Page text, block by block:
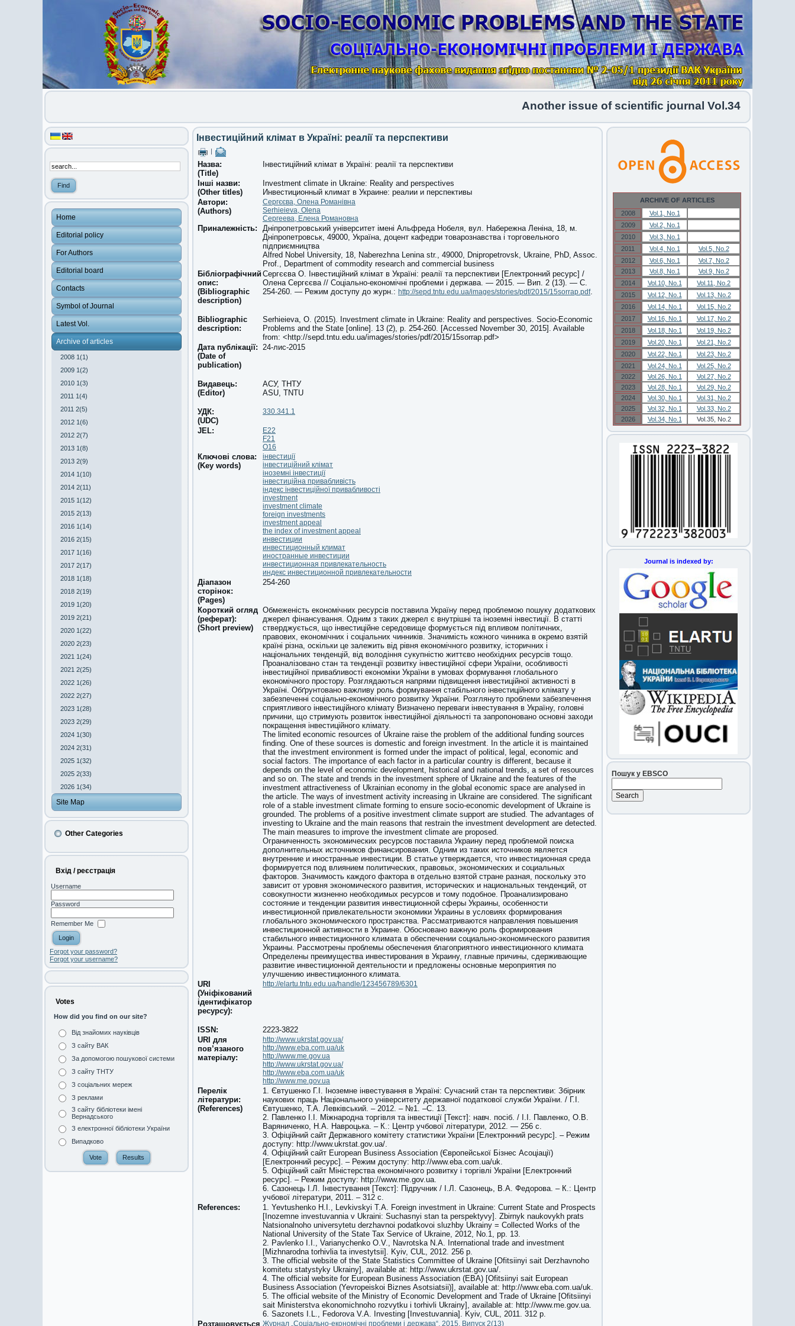
Another issue of scientific journal Vol.34 No.1 2026
Home
Editorial policy
For Authors
Editorial board
Contacts
Symbol of Journal
Latest Vol.
Archive of articles
2008 1(1)
2009 1(2)
2010 1(3)
2011 1(4)
2011 2(5)
2012 1(6)
2012 2(7)
2013 1(8)
2013 2(9)
2014 1(10)
2014 2(11)
2015 1(12)
2015 2(13)
2016 1(14)
2016 2(15)
2017 1(16)
2017 2(17)
2018 1(18)
2018 2(19)
2019 1(20)
2019 2(21)
2020 1(22)
2020 2(23)
2021 1(24)
2021 2(25)
2022 1(26)
2022 2(27)
2023 1(28)
2023 2(29)
2024 1(30)
2024 2(31)
2025 1(32)
2025 2(33)
2026 1(34)
Site Map
Other Categories
Вхід / реєстрація
Username
Password
Remember Me
Forgot your password?
Forgot your username?
Votes
How did you find on our site?
Від знайомих науківців
З сайту ВАК
За допомогою пошукової системи
З сайту ТНТУ
З соціальних мереж
З реклами
З сайту бібліотеки імені
Вернадського
З електронної бібліотеки України
Випадково
Інвестиційний клімат в Україні: реалії та перспективи
Назва:
(Title)
Інвестиційний клімат в Україні: реалії та перспективи
Інші назви:
(Other titles)
Investment climate in Ukraine: Reality and perspectives
Инвестиционный климат в Украине: реалии и перспективы
Автори:
(Authors)
Сергєєва, Олена Романівна
Serhieieva, Olena
Сергеева, Елена Романовна
Приналежність:
Дніпропетровський університет імені Альфреда Нобеля, вул. Набережна Леніна, 18, м.
Дніпропетровськ, 49000, Україна, доцент кафедри товарознавства і торговельного
підприємництва
Alfred Nobel University, 18, Naberezhna Lenina str., 49000, Dnipropetrovsk, Ukraine, PhD, Assoc.
Prof., Department of commodity research and commercial business
Бібліографічний
опис:
(Bibliographic
description)
Сергєєва О. Інвестиційний клімат в Україні: реалії та перспективи [Електронний ресурс] /
Олена Сергєєва // Соціально-економічні проблеми і держава. — 2015. — Вип. 2 (13). — С.
254-260. — Режим доступу до журн.: http://sepd.tntu.edu.ua/images/stories/pdf/2015/15sorrap.pdf.
Bibliographic
description:
Serhieieva, O. (2015). Investment climate in Ukraine: Reality and perspectives. Socio-Economic
Problems and the State [online]. 13 (2), p. 254-260. [Accessed November 30, 2015]. Available
from: <http://sepd.tntu.edu.ua/images/stories/pdf/2015/15sorrap.pdf>
Дата публікації:
(Date of
publication)
24-лис-2015
Видавець:
(Editor)
АСУ, ТНТУ
ASU, TNTU
УДК:
(UDC)
330.341.1
JEL:
E22
F21
O16
Ключові слова:
(Key words)
інвестиції
інвестиційний клімат
іноземні інвестиції
інвестиційна привабливість
індекс інвестиційної привабливості
investment
investment climate
foreign investments
investment appeal
the index of investment appeal
инвестиции
инвестиционный климат
иностранные инвестиции
инвестиционная привлекательность
индекс инвестиционной привлекательности
Діапазон
сторінок:
(Pages)
254-260
Короткий огляд
(реферат):
(Short preview)
Обмеженість економічних ресурсів поставила Україну перед проблемою пошуку додаткових
джерел фінансування. Одним з таких джерел є внутрішні та іноземні інвестиції. В статті
стверджується, що інвестиційне середовище формується під впливом політичних,
правових, економічних і соціальних чинників. Значимість кожного чинника в окремо взятій
країні різна, оскільки це залежить від рівня економічного розвитку, історичних і
національних тенденцій, від володіння сукупністю життєво необхідних ресурсів тощо.
Проаналізовано стан та тенденції розвитку інвестиційної сфери України, особливості
інвестиційної привабливості економіки України в умовах формування глобального
економічного простору. Розглядаються напрями підвищення інвестиційної активності в
Україні. Обґрунтовано важливу роль формування стабільного інвестиційного клімату у
забезпеченні соціально-економічного розвитку України. Розглянуто проблеми забезпечення
сприятливого інвестиційного клімату Визначено переваги інвестування в Україну, головні
причини, що стримують розвиток інвестиційної діяльності та запропоновано основні заходи
покращення інвестиційного клімату.
The limited economic resources of Ukraine raise the problem of the additional funding sources
finding. One of these sources is domestic and foreign investment. In the article it is maintained
that the investment environment is formed under the impact of political, legal, economic and
social factors. The importance of each factor in a particular country is different, because it
depends on the level of economic development, historical and national trends, a set of resources
and so on. The state and trends in the investment sphere of Ukraine and the features of the
investment attractiveness of Ukrainian economy in the global economic space are analysed in
the article. The ways of investment activity increasing in Ukraine are considered. The significant
role of a stable investment climate forming to ensure socio-economic development of Ukraine is
grounded. The problems of a positive investment climate support are studied. The advantages of
investing to Ukraine and the main reasons that restrain the investment development are detected.
The main measures to improve the investment climate are proposed.
Ограниченность экономических ресурсов поставила Украину перед проблемой поиска
дополнительных источников финансирования. Одним из таких источников является
внутренние и иностранные инвестиции. В статье утверждается, что инвестиционная среда
формируется под влиянием политических, правовых, экономических и социальных
факторов. Значимость каждого фактора в отдельно взятой стране разная, поскольку это
зависит от уровня экономического развития, исторических и национальных тенденций, от
совокупности жизненно необходимых ресурсов и тому подобное. Проанализировано
состояние и тенденции развития инвестиционной сферы Украины, особенности
инвестиционной привлекательности экономики Украины в условиях формирования
глобального экономического пространства. Рассматриваются направления повышения
инвестиционной активности в Украине. Обосновано важную роль формирования
стабильного инвестиционного климата в обеспечении социально-экономического развития
Украины. Рассмотрены проблемы обеспечения благоприятного инвестиционного климата
Определены преимущества инвестирования в Украину, главные причины, сдерживающие
развитие инвестиционной деятельности и предложены основные мероприятия по
улучшению инвестиционного климата.
URI
(Уніфікований
ідентифікатор
ресурсу):
http://elartu.tntu.edu.ua/handle/123456789/6301
ISSN:
2223-3822
URI для
пов’язаного
матеріалу:
http://www.ukrstat.gov.ua/
http://www.eba.com.ua/uk
http://www.me.gov.ua
http://www.ukrstat.gov.ua/
http://www.eba.com.ua/uk
http://www.me.gov.ua
Перелік
літератури:
(References)
1. Євтушенко Г.І. Іноземне інвестування в Україні: Сучасний стан та перспективи: Збірник
наукових праць Національного університету державної податкової служби України. / Г.І.
Євтушенко, Т.А. Левківський. – 2012. – №1. –С. 13.
2. Павленко І.І. Міжнародна торгівля та інвестиції [Текст]: навч. посіб. / І.І. Павленко, О.В.
Варяниченко, Н.А. Навроцька. – К.: Центр учбової літератури, 2012. — 256 с.
3. Офіційний сайт Державного комітету статистики України [Електронний ресурс]. – Режим
доступу: http://www.ukrstat.gov.ua/.
4. Офіційний сайт European Business Association (Європейської Бізнес Асоціації)
[Електронний ресурс]. – Режим доступу: http://www.eba.com.ua/uk.
5. Офіційний сайт Міністерства економічного розвитку і торгівлі України [Електронний
ресурс]. – Режим доступу: http://www.me.gov.ua.
6. Сазонець І.Л. Інвестування [Текст]: Підручник / І.Л. Сазонець, В.А. Федорова. – К.: Центр
учбової літератури, 2011. – 312 с.
References:
1. Yevtushenko H.I., Levkivskyi T.A. Foreign investment in Ukraine: Current State and Prospects
[Inozemne investuvannia v Ukraini: Suchasnyi stan ta perspektyvy]. Zbirnyk naukovykh prats
Natsionalnoho universytetu derzhavnoi podatkovoi sluzhby Ukrainy = Collected Works of the
National University of the State Tax Service of Ukraine, 2012, No.1, pp. 13.
2. Pavlenko I.I., Varianychenko O.V., Navrotska N.A. International trade and investment
[Mizhnarodna torhivlia ta investytsii]. Kyiv, CUL, 2012. 256 p.
3. The official website of the State Statistics Committee of Ukraine [Ofitsiinyi sait Derzhavnoho
komitetu statystyky Ukrainy], available at: http://www.ukrstat.gov.ua/.
4. The official website for European Business Association (EBA) [Ofitsiinyi sait European
Business Association (Yevropeiskoi Biznes Asotsiatsii)], available at: http://www.eba.com.ua/uk.
5. The official website of the Ministry of Economic Development and Trade of Ukraine [Ofitsiinyi
sait Ministerstva ekonomichnoho rozvytku i torhivli Ukrainy], available at: http://www.me.gov.ua.
6. Sazonets I.L., Fedorova V.A. Investing [Investuvannia]. Kyiv, CUL, 2011. 312 p.
Розташовується Журнал „Соціально-економічні проблеми і держава“, 2015, Випуск 2(13)
ARCHIVE OF ARTICLES
2008
Vol.1, No.1
2009
Vol.2, No.1
2010
Vol.3, No.1
2011
Vol.4, No.1
Vol.5, No.2
2012
Vol.6, No.1
Vol.7, No.2
2013
Vol.8, No.1
Vol.9, No.2
2014
Vol.10, No.1
Vol.11, No.2
2015
Vol.12, No.1
Vol.13, No.2
2016
Vol.14, No.1
Vol.15, No.2
2017
Vol.16, No.1
Vol.17, No.2
2018
Vol.18, No.1
Vol.19, No.2
2019
Vol.20, No.1
Vol.21, No.2
2020
Vol.22, No.1
Vol.23, No.2
2021
Vol.24, No.1
Vol.25, No.2
2022
Vol.26, No.1
Vol.27, No.2
2023
Vol.28, No.1
Vol.29, No.2
2024
Vol.30, No.1
Vol.31, No.2
2025
Vol.32, No.1
Vol.33, No.2
2026
Vol.34, No.1 Vol.35, No.2
Journal is indexed by:
Пошук у EBSCO